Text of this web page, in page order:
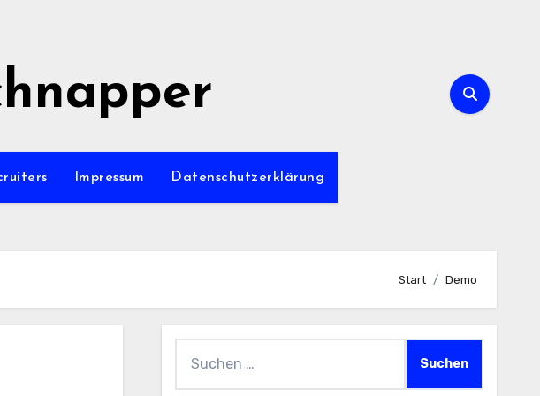
Impressum Datenschutzerklärung
Start Demo
nach: